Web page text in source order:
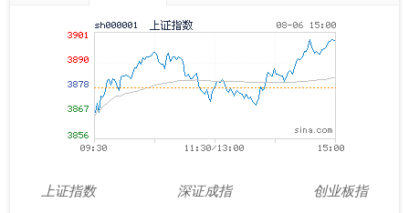
上证指数
深证成指
创业板指